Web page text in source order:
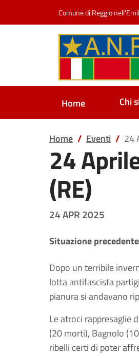
Comune di Reggio
Home Chi
Home Eventi 24
24
(RE)
24 APR 2025
Situazione precedente
Dopo un terribile
lotta antifascista
pianura si andavano
Le atroci rappresaglie
(20 morti), Bagnolo
ribelli certi di poter